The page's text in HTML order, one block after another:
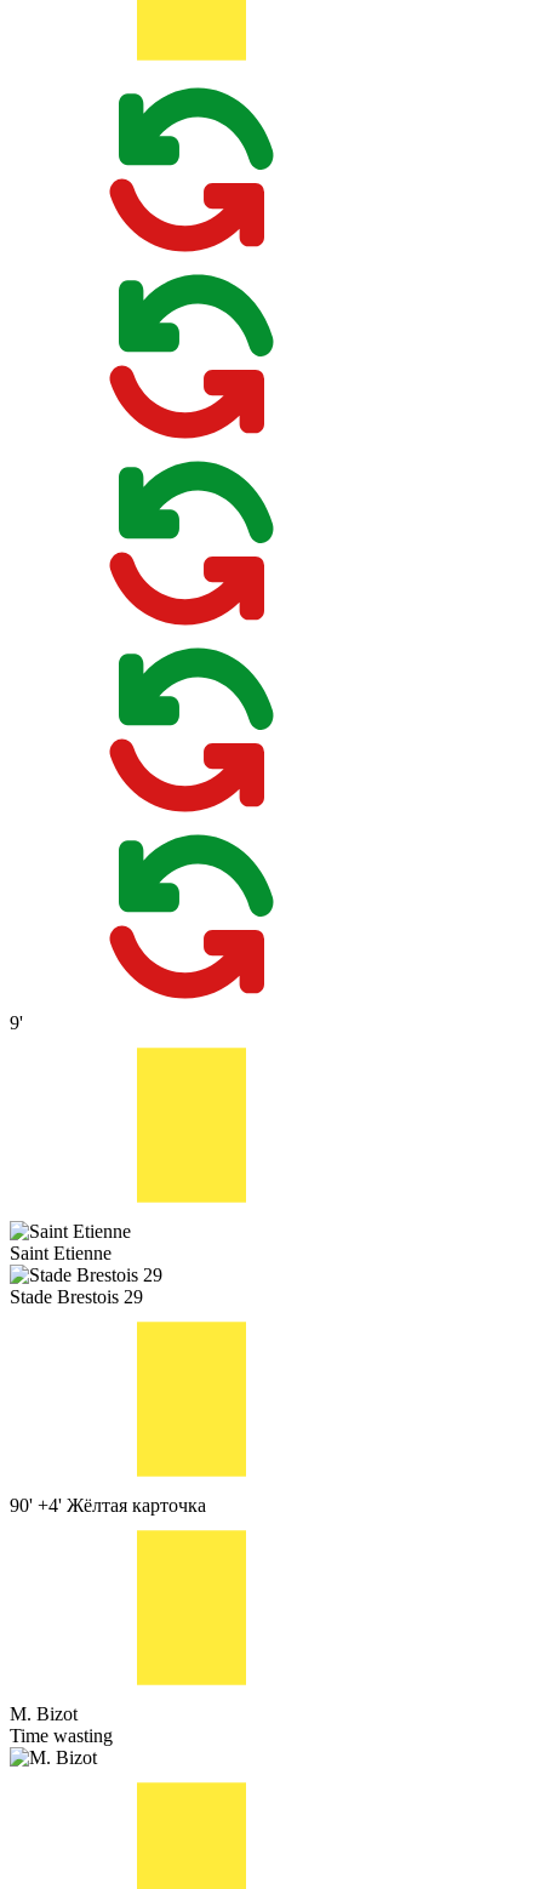
9'
Saint Etienne
Stade Brestois 29
90' +4' Жёлтая карточка
M. Bizot
Time wasting